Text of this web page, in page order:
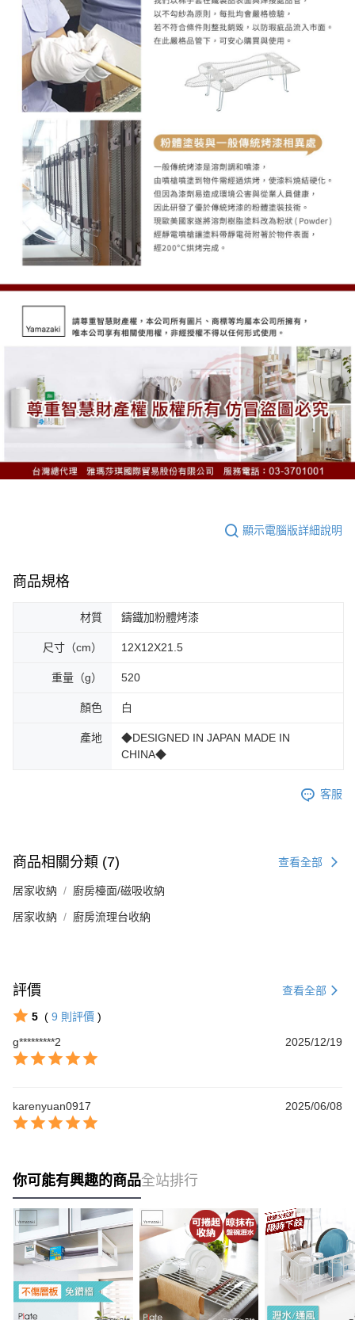
顯示電腦版詳細說明
商品規格
材質 鑄鐵加粉體烤漆
尺寸（cm） 12X12X21.5
重量（g） 520
顏色 白
產地
◆DESIGNED IN JAPAN MADE IN
CHINA◆
客服
商品相關分類 (7) 查看全部
居家收納 廚房檯面/磁吸收納
居家收納 廚房流理台收納
評價 查看全部
5 ( 9 則評價 )
g*********2
2025/12/19
karenyuan0917 2025/06/08
你可能有興趣的商品全站排行